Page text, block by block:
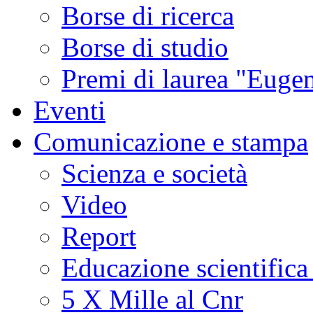
Borse di ricerca
Borse di studio
Premi di laurea
Eventi
Comunicazione e stampa
Scienza e società
Video
Report
Educazione
5 X Mille al Cnr